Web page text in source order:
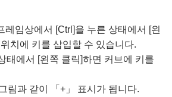
레임상에서 [Ctrl]을 누른 상태에서 [왼
치에 키를 삽입할 수 있습니다.
태에서 [왼쪽 클릭]하면 커브에 키를
림과 같이 「+」 표시가 됩니다.